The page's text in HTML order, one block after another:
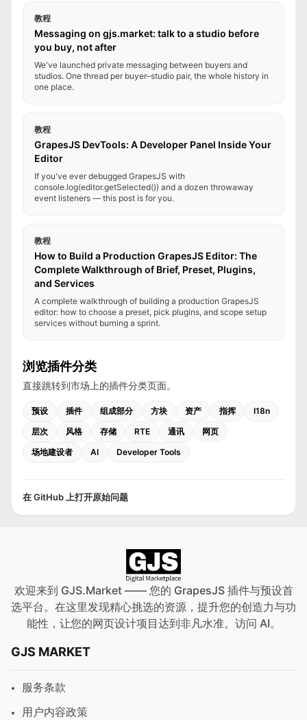
教程
Messaging on gjs.market: talk to a studio before
you buy, not after
We've launched private messaging between buyers and
studios. One thread per buyer–studio pair, the whole history in
one place.
教程
GrapesJS DevTools: A Developer Panel Inside Your
Editor
If you've ever debugged GrapesJS with
console.log(editor.getSelected()) and a dozen throwaway
event listeners — this post is for you.
教程
How to Build a Production GrapesJS Editor: The
Complete Walkthrough of Brief, Preset, Plugins,
and Services
A complete walkthrough of building a production GrapesJS
editor: how to choose a preset, pick plugins, and scope setup
services without burning a sprint.
浏览插件分类
直接跳转到市场上的插件分类页面。
预设 插件 组成部分 方块 资产 指挥
I18n
层次
风格 存储 RTE 通讯
网页
场地建设者
AI Developer Tools
在 GitHub 上打开原始问题
欢迎来到 GJS.Market —— 您的 GrapesJS 插件与预设首
选平台。在这里发现精心挑选的资源，提升您的创造力与功
能性，让您的网页设计项目达到非凡水准。访问 AI。
GJS MARKET
服务条款
用户内容政策